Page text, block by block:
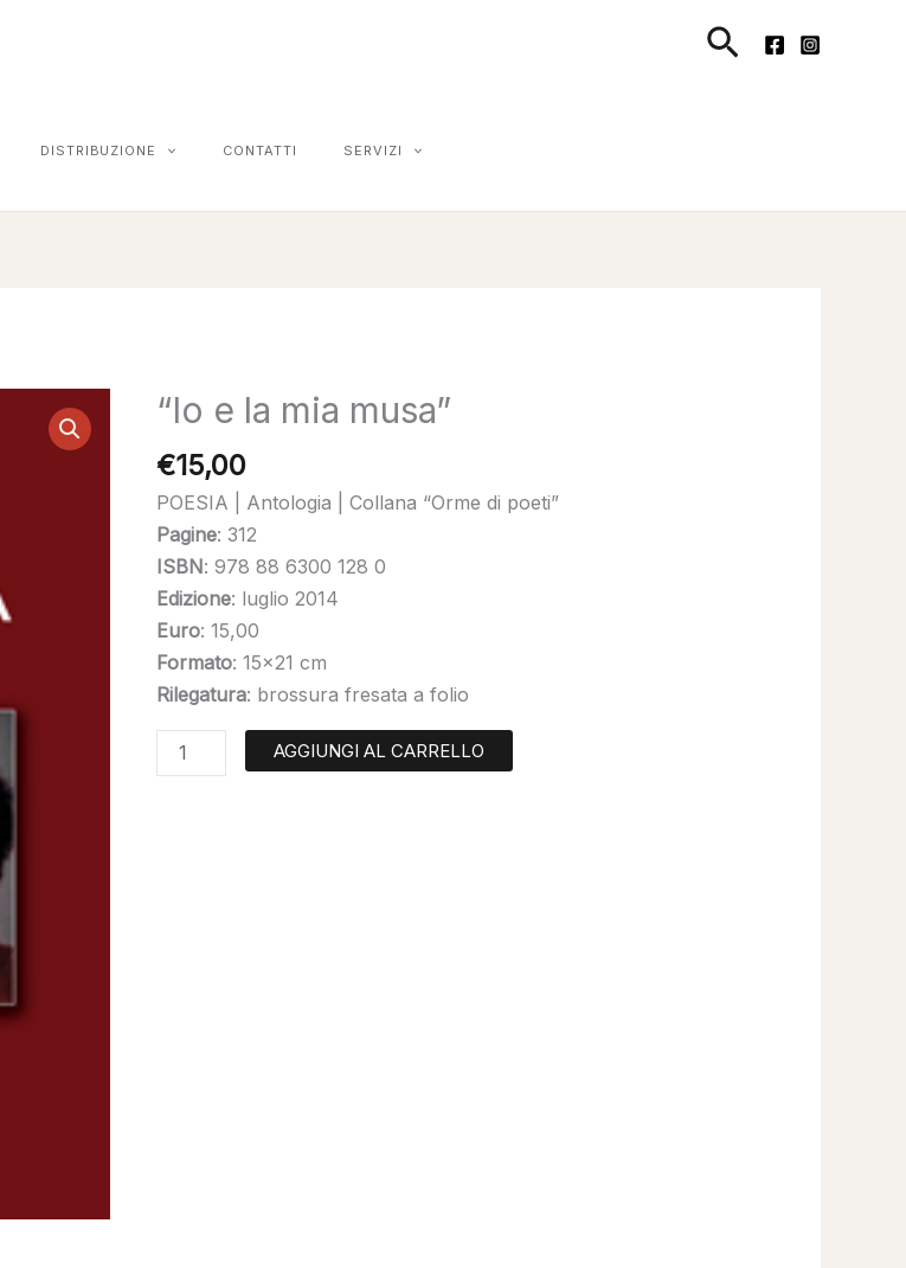
Cerca
DISTRIBUZIONE CONTATTI SERVIZI
“Io e la mia musa”
€15,00
POESIA | Antologia | Collana “Orme di poeti”
Pagine: 312
ISBN: 978 88 6300 128 0
Edizione: luglio 2014
Euro: 15,00
Formato: 15×21 cm
Rilegatura: brossura fresata a folio
"Io
la
mia
musa"
quantità
AGGIUNGI AL CARRELLO